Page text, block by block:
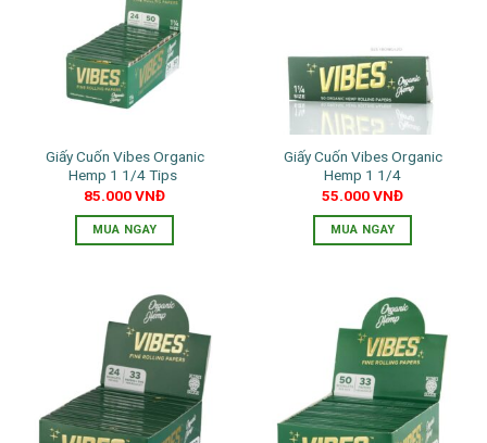
Giấy Cuốn Vibes Organic
Hemp 1 1/4 Tips
85.000VNĐ
MUA NGAY
Giấy Cuốn Vibes Organic
Hemp 1 1/4
55.000VNĐ
MUA NGAY